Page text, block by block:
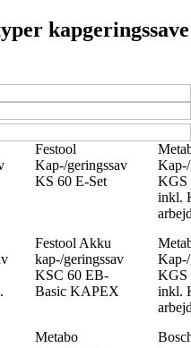
kapgeringssave
Festool
Kap-/geringssav
KS 60 E-Set
KGS
inkl.
Festool Akku
kap-/geringssav
KSC 60 EB-
Basic KAPEX
KGS
inkl.
Metabo